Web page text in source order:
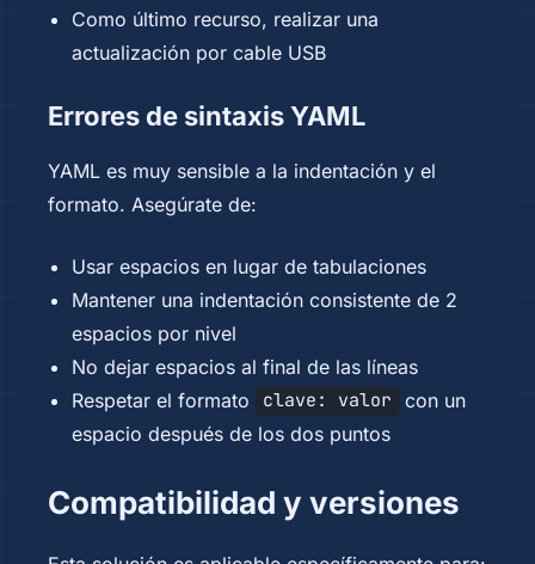
Como último recurso, realizar una
actualización por cable USB
Errores de sintaxis YAML
YAML es muy sensible a la indentación y el
formato. Asegúrate de:
Usar espacios en lugar de tabulaciones
Mantener una indentación consistente de 2
espacios por nivel
No dejar espacios al final de las líneas
Respetar el formato
clave: valor con un
espacio después de los dos puntos
Compatibilidad y versiones